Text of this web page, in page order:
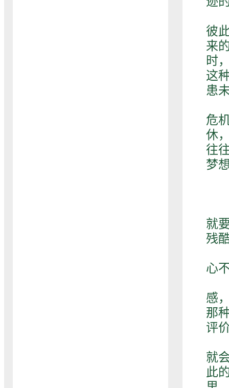
彼
来
时
这
患
危
休
往
梦
就
残
心
感
那
评
就
此